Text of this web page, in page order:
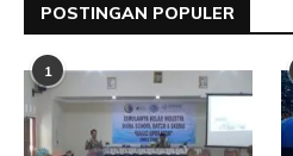
POSTINGAN POPULER
1